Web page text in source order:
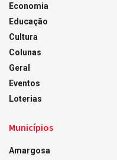
Economia
Educação
Cultura
Colunas
Geral
Eventos
Loterias
Municípios
Amargosa